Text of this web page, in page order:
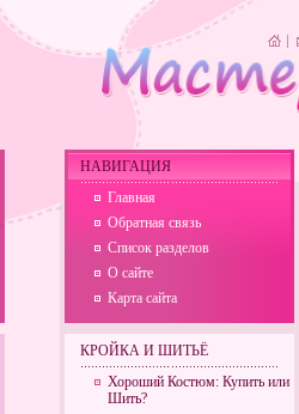
НАВИГАЦИЯ
Главная
Обратная связь
Список разделов
О сайте
Карта сайта
КРОЙКА И ШИТЬЁ
Хороший Костюм: Купить или
Шить?